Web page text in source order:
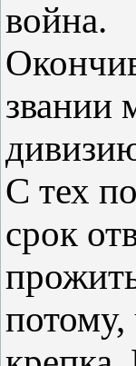
война.
звании
С тех
срок
потому,